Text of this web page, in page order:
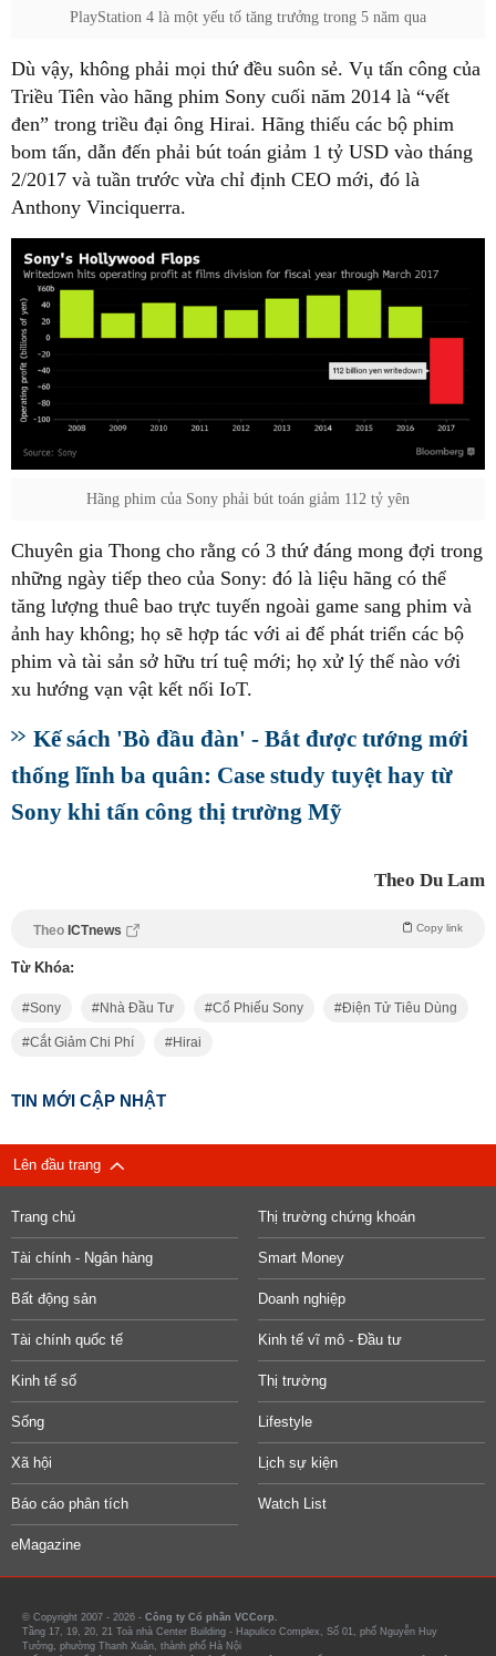
PlayStation 4 là một yếu tố tăng trưởng trong 5 năm qua
Dù vậy, không phải mọi thứ đều suôn sẻ. Vụ tấn công của
Triều Tiên vào hãng phim Sony cuối năm 2014 là “vết
đen” trong triều đại ông Hirai. Hãng thiếu các bộ phim
bom tấn, dẫn đến phải bút toán giảm 1 tỷ USD vào tháng
2/2017 và tuần trước vừa chỉ định CEO mới, đó là
Anthony Vinciquerra.
Hãng phim của Sony phải bút toán giảm 112 tỷ yên
Chuyên gia Thong cho rằng có 3 thứ đáng mong đợi trong
những ngày tiếp theo của Sony: đó là liệu hãng có thể
tăng lượng thuê bao trực tuyến ngoài game sang phim và
ảnh hay không; họ sẽ hợp tác với ai để phát triển các bộ
phim và tài sản sở hữu trí tuệ mới; họ xử lý thế nào với
xu hướng vạn vật kết nối IoT.
Kế sách 'Bò đầu đàn' - Bắt được tướng mới
thống lĩnh ba quân: Case study tuyệt hay từ
Sony khi tấn công thị trường Mỹ
Theo Du Lam
Theo ICTnews Copy link
Từ Khóa:
Sony Nhà Đầu Tư Cổ Phiếu Sony Điện Tử Tiêu Dùng
Cắt Giảm Chi Phí Hirai
TIN MỚI CẬP NHẬT
Lên đầu trang
Trang chủ Thị trường chứng khoán
Tài chính - Ngân hàng Smart Money
Bất động sản Doanh nghiệp
Tài chính quốc tế Kinh tế vĩ mô - Đầu tư
Kinh tế số Thị trường
Sống Lifestyle
Xã hội Lịch sự kiện
Báo cáo phân tích Watch List
eMagazine
© Copyright 2007 - 2026 - Công ty Cổ phần VCCorp.
Tầng 17, 19, 20, 21 Toà nhà Center Building - Hapulico Complex, Số 01, phố Nguyễn Huy
Tưởng, phường Thanh Xuân, thành phố Hà Nội